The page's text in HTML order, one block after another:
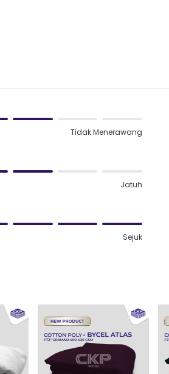
Tidak Menerawang
Jatuh
Sejuk